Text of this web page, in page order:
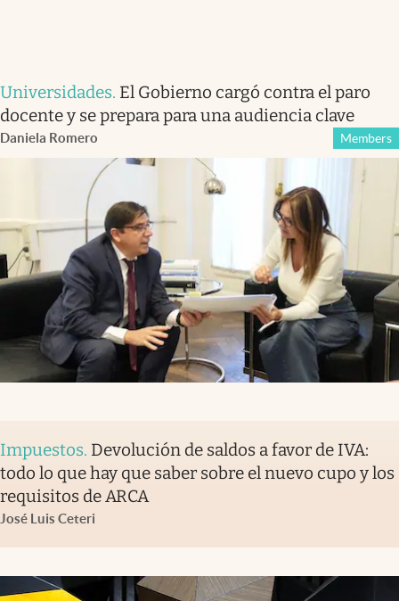
Universidades. El Gobierno cargó contra el paro
docente y se prepara para una audiencia clave
Daniela Romero Members
Impuestos. Devolución de saldos a favor de IVA:
todo lo que hay que saber sobre el nuevo cupo y los
requisitos de ARCA
José Luis Ceteri